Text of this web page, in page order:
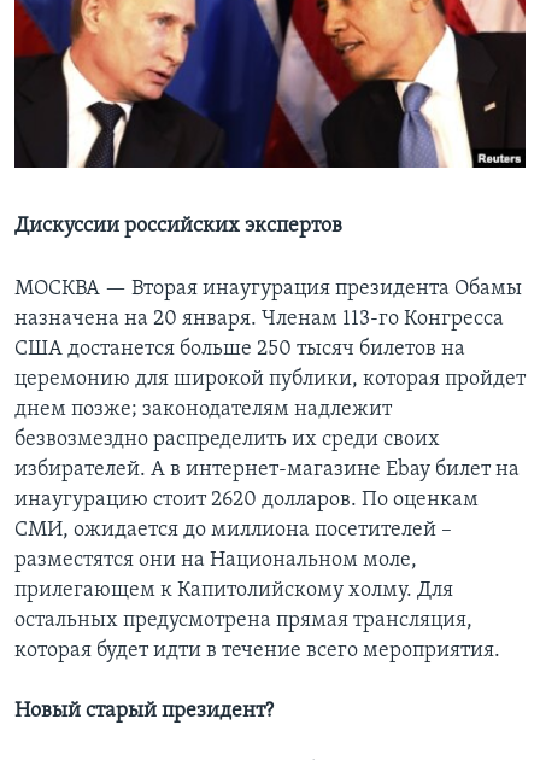
Learning English
СОЦИАЛЬНЫЕ СЕТИ
Языки
Дискуссии российских экспертов
МОСКВА — Вторая инаугурация президента Обамы
назначена на 20 января. Членам 113-го Конгресса
США достанется больше 250 тысяч билетов на
церемонию для широкой публики, которая пройдет
днем позже; законодателям надлежит
безвозмездно распределить их среди своих
избирателей. А в интернет-магазине Ebay билет на
инаугурацию стоит 2620 долларов. По оценкам
СМИ, ожидается до миллиона посетителей –
разместятся они на Национальном моле,
прилегающем к Капитолийскому холму. Для
остальных предусмотрена прямая трансляция,
которая будет идти в течение всего мероприятия.
Новый старый президент?